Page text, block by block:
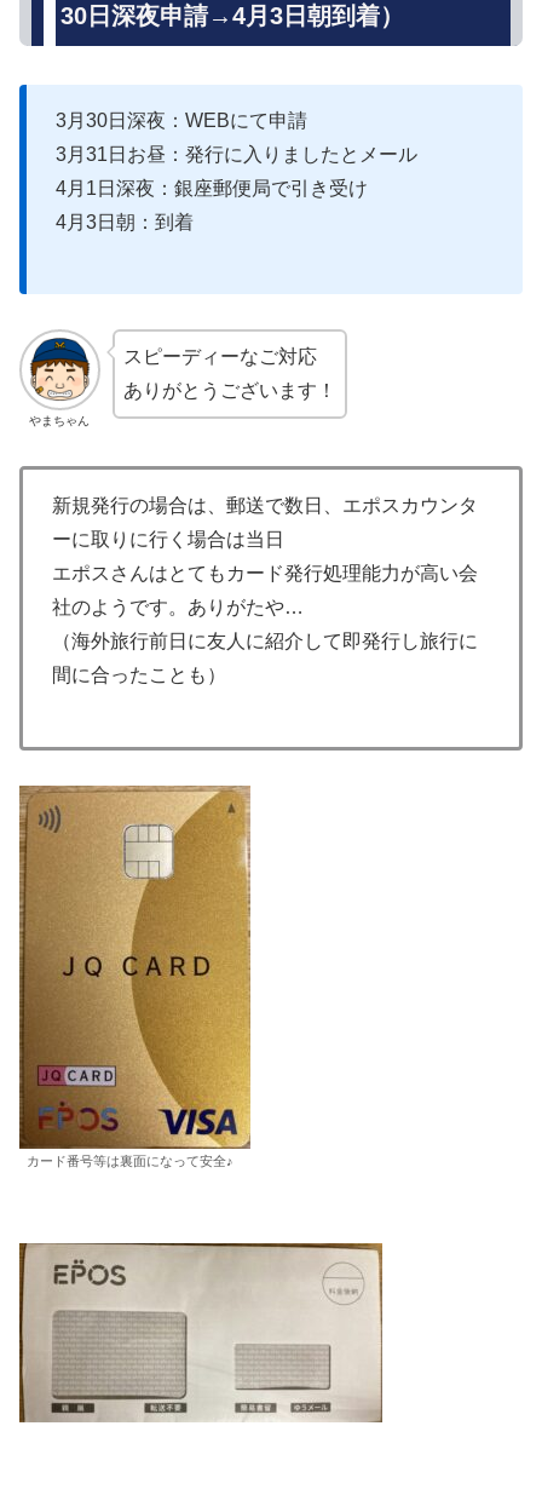
30日深夜申請→4月3日朝到着）
3月30日深夜：WEBにて申請
3月31日お昼：発行に入りましたとメール
4月1日深夜：銀座郵便局で引き受け
4月3日朝：到着
やまちゃん
スピーディーなご対応
ありがとうございます！
新規発行の場合は、郵送で数日、エポスカウンタ
ーに取りに行く場合は当日
エポスさんはとてもカード発行処理能力が高い会
社のようです。ありがたや…
（海外旅行前日に友人に紹介して即発行し旅行に
間に合ったことも）
カード番号等は裏面になって安全♪